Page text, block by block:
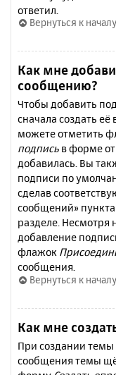
ответил.
Вернуться к началу
Как мне
сообщению?
Чтобы добавить
сначала создать её
можете отметить
подпись в форме
добавилась. Вы
подписи по
сделав
сообщений»
разделе. Несмотря
добавление
флажок
сообщения.
Вернуться к началу
Как мне
При создании
сообщения темы